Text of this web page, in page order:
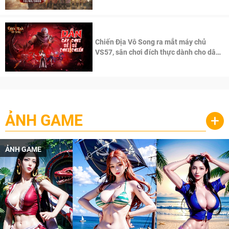
Chiến Địa Vô Song ra mắt máy chủ
VS57, sân chơi đích thực dành cho dân
ẢNH GAME +
ẢNH GAME